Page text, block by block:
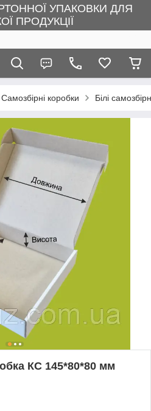
УПАКОВКИ ДЛЯ
ПРОДУКЦІЇ
Самозбірні коробки Білі
КС 145*80*80 мм